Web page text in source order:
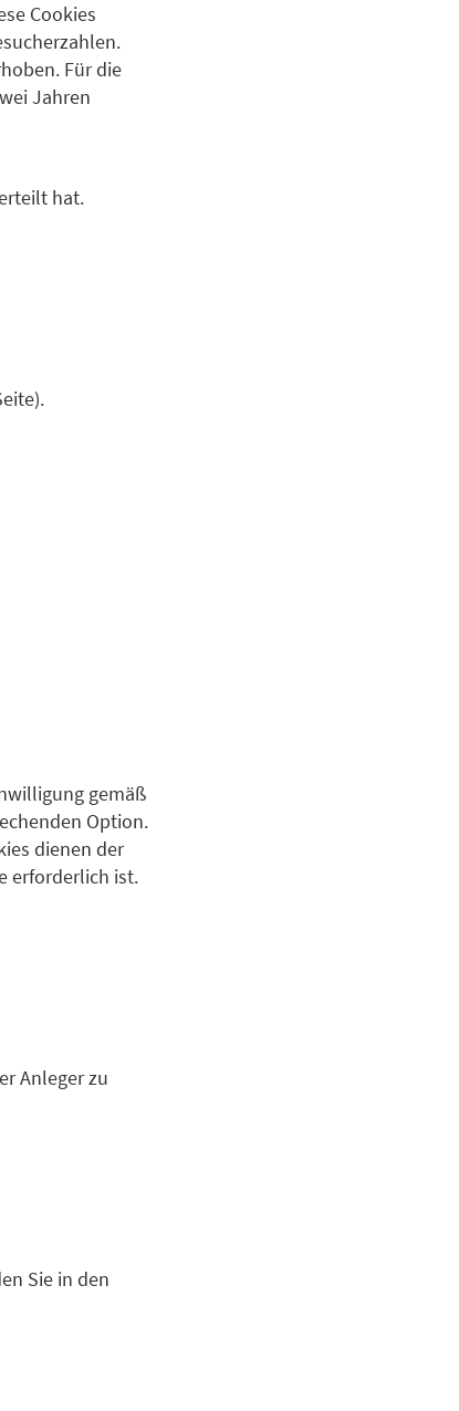
Cookies
Für die
Jahren
hat.
gemäß
Option.
dienen der
erforderlich ist.
Anleger zu
Sie in den